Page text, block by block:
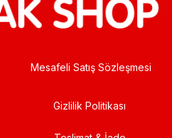
Mesafeli Satış Sözleşmesi
Gizlilik Politikası